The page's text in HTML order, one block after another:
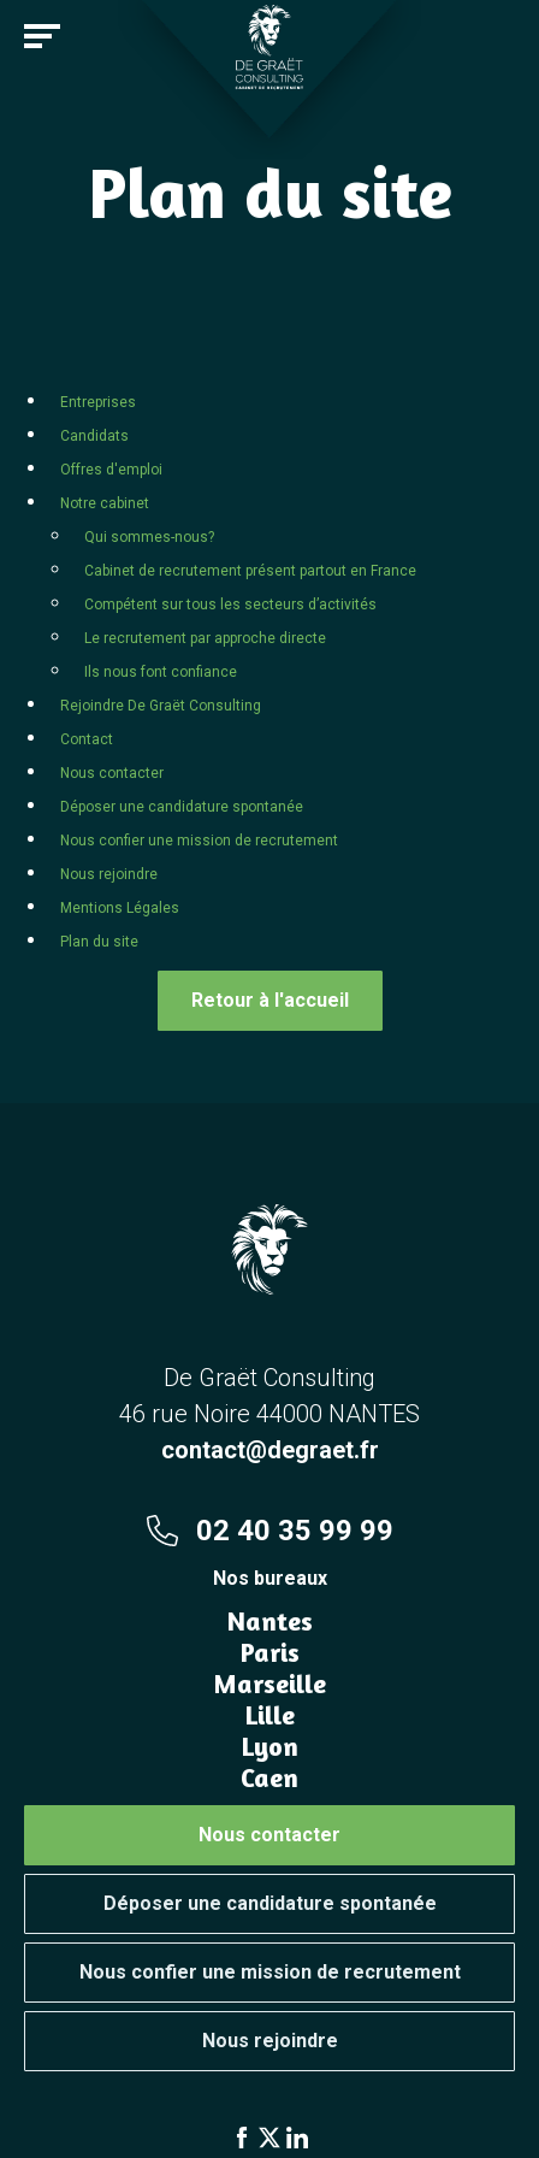
Rejoindre De Graët Consulting
Contact
Plan du site
Entreprises
Candidats
Offres d'emploi
Notre cabinet
Qui sommes-nous?
Cabinet de recrutement présent partout en France
Compétent sur tous les secteurs d’activités
Le recrutement par approche directe
Ils nous font confiance
Rejoindre De Graët Consulting
Contact
Nous contacter
Déposer une candidature spontanée
Nous confier une mission de recrutement
Nous rejoindre
Mentions Légales
Plan du site
Retour à l'accueil
De Graët Consulting
46 rue Noire 44000 NANTES
contact@degraet.fr
02 40 35 99 99
Nos bureaux
Nantes
Paris
Marseille
Lille
Lyon
Caen
Nous contacter
Déposer une candidature spontanée
Nous confier une mission de recrutement
Nous rejoindre